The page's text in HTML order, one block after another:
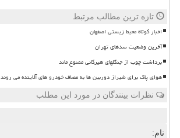
تازه ترین مطالب مرتبط
اخبار کوتاه محیط زیستی اصفهان
آخرین وضعیت سدهای تهران
برداشت چوب از جنگلهای هیرکانی ممنوع ماند
هوای پاک برای شیراز دوربین ها به مصاف خودرو های آلاینده می روند
نظرات بینندگان در مورد این مطلب
نام: